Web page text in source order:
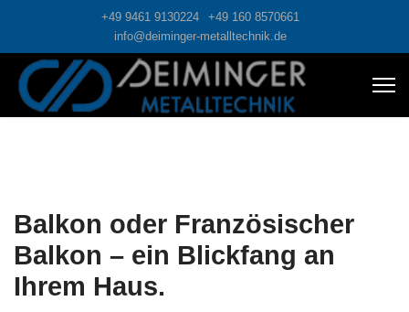
+49 9461 9130224
+49 160 8570661
info@deiminger-metalltechnik.de
Balkon oder Französischer
Balkon – ein Blickfang an
Ihrem Haus.